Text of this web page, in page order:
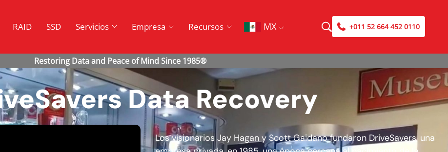
RAID SSD Servicios Empresa Recursos MX +011 52 664 452 0110
Data Recovery
Los visionarios Jay Hagan y Scott Gaidano fundaron DriveSavers, una